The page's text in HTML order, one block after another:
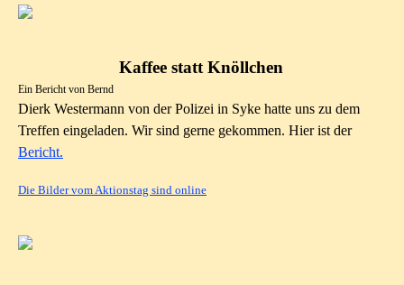
Kaffee statt Knöllchen
Ein Bericht von Bernd
Dierk Westermann von der Polizei in Syke hatte uns zu dem
Treffen eingeladen. Wir sind gerne gekommen. Hier ist der
Bericht.
Die Bilder vom Aktionstag sind online